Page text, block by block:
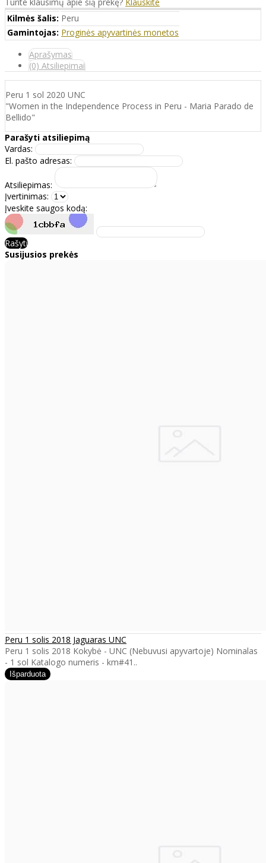
Kilmės šalis: Peru
Gamintojas: Proginės apyvartinės monetos
Aprašymas
(0) Atsiliepimai
Peru 1 sol 2020 UNC
"Women in the Independence Process in Peru - Maria Parado de
Bellido"
Parašyti atsiliepimą
Vardas:
El. pašto adresas:
Atsiliepimas:
Įvertinimas:
Įveskite saugos kodą:
Rašyti
Susijusios prekės
Peru 1 solis 2018 Jaguaras UNC
Peru 1 solis 2018 Kokybė - UNC (Nebuvusi apyvartoje) Nominalas
- 1 sol Katalogo numeris - km#41..